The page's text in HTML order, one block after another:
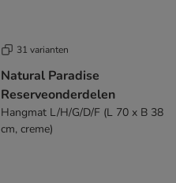
31 varianten
Natural Paradise
Reserveonderdelen
Hangmat L/H/G/D/F (L 70 x B 38
cm, creme)